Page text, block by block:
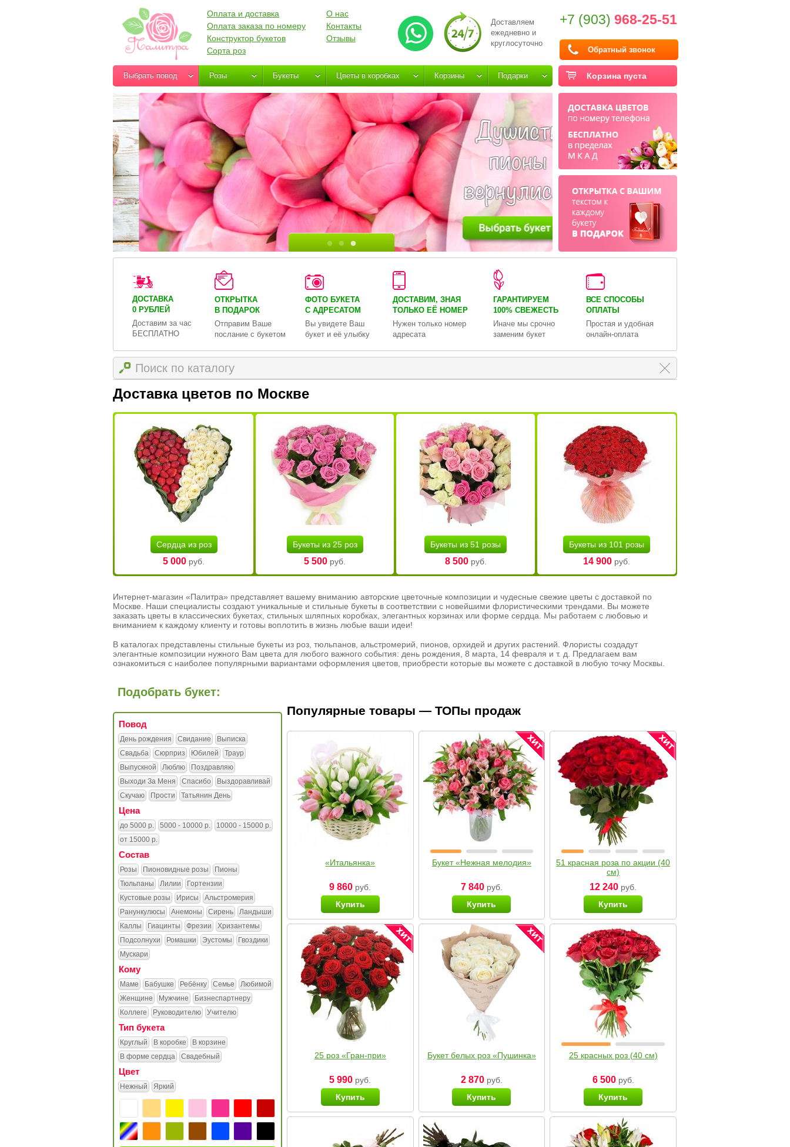
Доставляем
ежедневно и
круглосуточно
+7 (903) 968-25-51
Обратный звонок
Оплата и доставка
Оплата заказа по номеру
Конструктор букетов
Сорта роз
О нас
Контакты
Отзывы
Корзина пуста
Выбрать повод Розы Букеты Цветы в коробках Корзины Подарки
ДОСТАВКА
0 РУБЛЕЙ
Доставим за час
БЕСПЛАТНО
ОТКРЫТКА
В ПОДАРОК
Отправим Ваше
послание с букетом
ФОТО БУКЕТА
С АДРЕСАТОМ
Вы увидете Ваш
букет и её улыбку
ДОСТАВИМ, ЗНАЯ
ТОЛЬКО ЕЁ НОМЕР
Нужен только номер
адресата
ГАРАНТИРУЕМ
100% СВЕЖЕСТЬ
Иначе мы срочно
заменим букет
ВСЕ СПОСОБЫ
ОПЛАТЫ
Простая и удобная
онлайн-оплата
Доставка цветов по Москве
Сердца из роз
5 000 руб.
Букеты из 25 роз
5 500 руб.
Букеты из 51 розы
8 500руб.
Букеты из 101 розы
14 900руб.
Интернет-магазин «Палитра» представляет вашему вниманию авторские цветочные композиции и чудесные свежие цветы с доставкой по
Москве. Наши специалисты создают уникальные и стильные букеты в соответствии с новейшими флористическими трендами. Вы можете
заказать цветы в классических букетах, стильных шляпных коробках, элегантных корзинах или форме сердца. Мы работаем с любовью и
вниманием к каждому клиенту и готовы воплотить в жизнь любые ваши идеи!
В каталогах представлены стильные букеты из роз, тюльпанов, альстромерий, пионов, орхидей и других растений. Флористы создадут
элегантные композиции нужного Вам цвета для любого важного события: день рождения, 8 марта, 14 февраля и т. д. Предлагаем вам
ознакомиться с наиболее популярными вариантами оформления цветов, приобрести которые вы можете с доставкой в любую точку Москвы.
Подобрать букет:
Повод
День рождения Свидание
Выписка
Свадьба
Сюрприз Юбилей
Траур
Выпускной
Люблю
Поздравляю
Выходи За Меня
Спасибо
Выздоравливай
Скучаю
Прости Татьянин День
Цена
до 5000 р. 5000 - 10000 р.
10000 - 15000 р.
от 15000 р.
Состав
Розы Пионовидные розы
Пионы
Тюльпаны
Лилии
Гортензии
Кустовые розы
Ирисы
Альстромерия
Ранункулюсы
Анемоны Сирень
Ландыши
Каллы
Гиацинты Фрезии
Хризантемы
Подсолнухи
Ромашки Эустомы
Гвоздики
Мускари
Кому
Маме Бабушке Ребёнку Семье
Любимой
Женщине
Мужчине
Бизнеспартнеру
Коллеге
Руководителю Учителю
Тип букета
Круглый В коробке
В корзине
В форме сердца
Свадебный
Цвет
Нежный Яркий
Популярные товары — ТОПы продаж
«Итальянка»
9 860 руб.
Купить
Букет «Нежная мелодия»
7 840руб.
Купить
51 красная роза по акции (40
см)
12 240 руб.
Купить
25 роз «Гран-при»
5 990 руб.
Купить
Букет белых роз «Пушинка»
2 870руб.
Купить
25 красных роз (40 см)
6 500руб.
Купить